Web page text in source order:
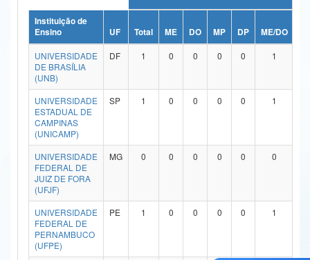
Ministério da Ciência, Tecnologia, Inovações e Comunicações
Ministério do Meio Ambiente
Ministério do Turismo
Ministério do Desenvolvimento Regional
Controladoria-Geral da União
Ministério da Mulher, da Família e dos Direitos Humanos
Secretaria-Geral
Secretaria de Governo
Gabinete de Segurança Institucional
Instituição de
Ensino
UF Total ME DO MP DP ME/DO
UNIVERSIDADE
DE BRASÍLIA
(UNB)
DF 1 0 0 0 0 1
UNIVERSIDADE
ESTADUAL DE
CAMPINAS
(UNICAMP)
SP 1 0 0 0 0 1
UNIVERSIDADE
FEDERAL DE
JUIZ DE FORA
(UFJF)
MG 0 0 0 0 0 0
UNIVERSIDADE
FEDERAL DE
PERNAMBUCO
(UFPE)
PE 1 0 0 0 0 1